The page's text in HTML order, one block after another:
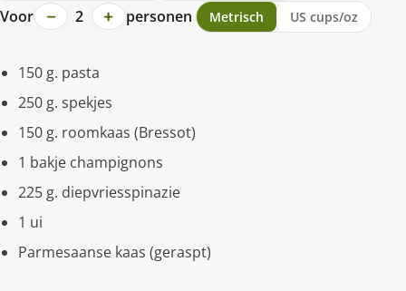
Voor − 2 + personen Metrisch US cups/oz
150 g. pasta
250 g. spekjes
150 g. roomkaas (Bressot)
1 bakje champignons
225 g. diepvriesspinazie
1 ui
Parmesaanse kaas (geraspt)